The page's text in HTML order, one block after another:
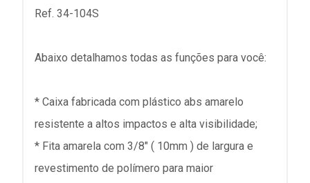
Ref. 34-104S
Abaixo detalhamos todas as funções para você:
* Caixa fabricada com plástico abs amarelo
resistente a altos impactos e alta visibilidade;
* Fita amarela com 3/8" ( 10mm ) de largura e
revestimento de polímero para maior